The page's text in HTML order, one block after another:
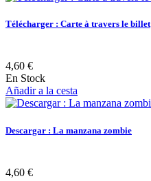
Télécharger : Carte à travers le billet
4,60 €
En Stock
Añadir a la cesta
Descargar : La manzana zombie
4,60 €